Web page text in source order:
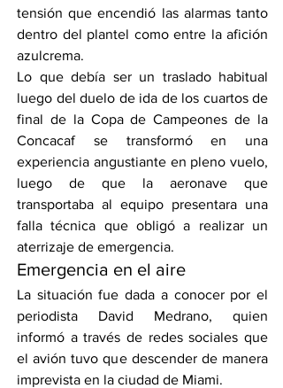
tensión que encendió las alarmas tanto
dentro del plantel como entre la afición
azulcrema.
Lo que debía ser un traslado habitual
luego del duelo de ida de los cuartos de
final de la Copa de Campeones de la
Concacaf se transformó en una
experiencia angustiante en pleno vuelo,
luego de que la aeronave que
transportaba al equipo presentara una
falla técnica que obligó a realizar un
aterrizaje de emergencia.
Emergencia en el aire
La situación fue dada a conocer por el
periodista David Medrano, quien
informó a través de redes sociales que
el avión tuvo que descender de manera
imprevista en la ciudad de Miami.